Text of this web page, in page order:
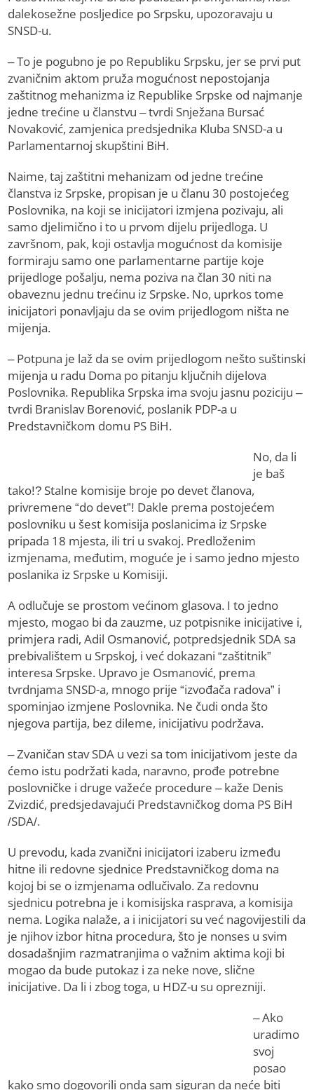
dalekosežne posljedice po Srpsku, upozoravaju u
SNSD-u.
– To je pogubno je po Republiku Srpsku, jer se prvi put
zvaničnim aktom pruža mogućnost nepostojanja
zaštitnog mehanizma iz Republike Srpske od najmanje
jedne trećine u članstvu – tvrdi Snježana Bursać
Novaković, zamjenica predsjednika Kluba SNSD-a u
Parlamentarnoj skupštini BiH.
Naime, taj zaštitni mehanizam od jedne trećine
članstva iz Srpske, propisan je u članu 30 postojećeg
Poslovnika, na koji se inicijatori izmjena pozivaju, ali
samo djelimično i to u prvom dijelu prijedloga. U
završnom, pak, koji ostavlja mogućnost da komisije
formiraju samo one parlamentarne partije koje
prijedloge pošalju, nema poziva na član 30 niti na
obaveznu jednu trećinu iz Srpske. No, uprkos tome
inicijatori ponavljaju da se ovim prijedlogom ništa ne
mijenja.
– Potpuna je laž da se ovim prijedlogom nešto suštinski
mijenja u radu Doma po pitanju ključnih dijelova
Poslovnika. Republika Srpska ima svoju jasnu poziciju –
tvrdi Branislav Borenović, poslanik PDP-a u
Predstavničkom domu PS BiH.
No, da li
je baš
tako!? Stalne komisije broje po devet članova,
privremene “do devet”! Dakle prema postojećem
poslovniku u šest komisija poslanicima iz Srpske
pripada 18 mjesta, ili tri u svakoj. Predloženim
izmjenama, međutim, moguće je i samo jedno mjesto
poslanika iz Srpske u Komisiji.
A odlučuje se prostom većinom glasova. I to jedno
mjesto, mogao bi da zauzme, uz potpisnike inicijative i,
primjera radi, Adil Osmanović, potpredsjednik SDA sa
prebivalištem u Srpskoj, i već dokazani “zaštitnik”
interesa Srpske. Upravo je Osmanović, prema
tvrdnjama SNSD-a, mnogo prije “izvođača radova” i
spominjao izmjene Poslovnika. Ne čudi onda što
njegova partija, bez dileme, inicijativu podržava.
– Zvaničan stav SDA u vezi sa tom inicijativom jeste da
ćemo istu podržati kada, naravno, prođe potrebne
poslovničke i druge važeće procedure – kaže Denis
Zvizdić, predsjedavajući Predstavničkog doma PS BiH
/SDA/.
U prevodu, kada zvanični inicijatori izaberu između
hitne ili redovne sjednice Predstavničkog doma na
kojoj bi se o izmjenama odlučivalo. Za redovnu
sjednicu potrebna je i komisijska rasprava, a komisija
nema. Logika nalaže, a i inicijatori su već nagovijestili da
je njihov izbor hitna procedura, što je nonses u svim
dosadašnjim razmatranjima o važnim aktima koji bi
mogao da bude putokaz i za neke nove, slične
inicijative. Da li i zbog toga, u HDZ-u su oprezniji.
– Ako
uradimo
svoj
posao
kako smo dogovorili onda sam siguran da neće biti